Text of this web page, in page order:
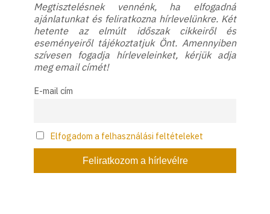
Megtisztelésnek vennénk, ha elfogadná
ajánlatunkat és feliratkozna hírlevelünkre. Két
hetente az elmúlt időszak cikkeiről és
eseményeiről tájékoztatjuk Önt. Amennyiben
szívesen fogadja hírleveleinket, kérjük adja
meg email címét!
E-mail cím
Elfogadom a felhasználási feltételeket